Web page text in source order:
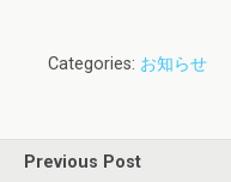
Categories: お知らせ
Previous Post